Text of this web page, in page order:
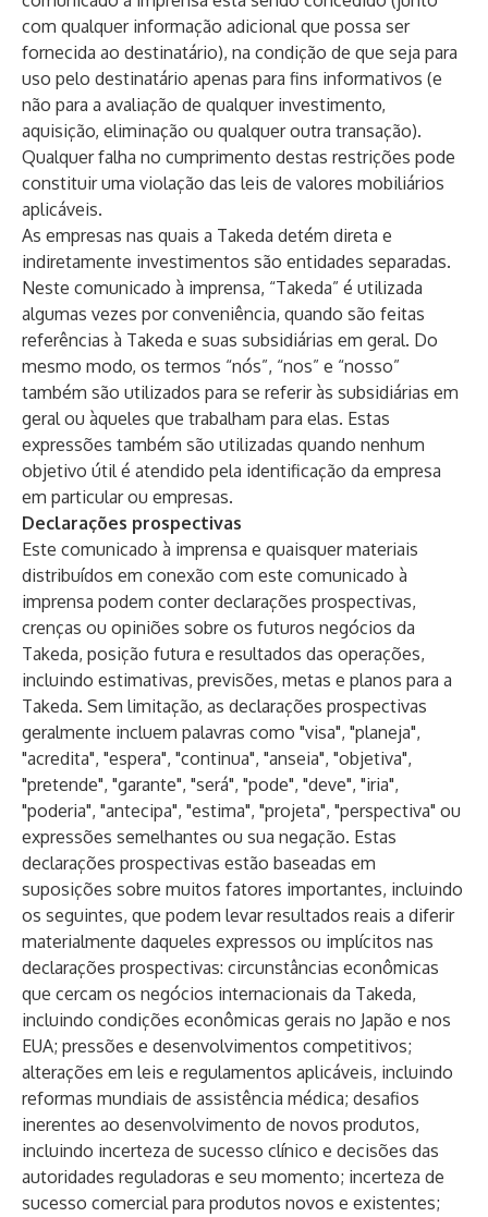
com qualquer informação adicional que possa ser
fornecida ao destinatário), na condição de que seja para
uso pelo destinatário apenas para fins informativos (e
não para a avaliação de qualquer investimento,
aquisição, eliminação ou qualquer outra transação).
Qualquer falha no cumprimento destas restrições pode
constituir uma violação das leis de valores mobiliários
aplicáveis.
As empresas nas quais a Takeda detém direta e
indiretamente investimentos são entidades separadas.
Neste comunicado à imprensa, “Takeda” é utilizada
algumas vezes por conveniência, quando são feitas
referências à Takeda e suas subsidiárias em geral. Do
mesmo modo, os termos “nós”, “nos” e “nosso”
também são utilizados para se referir às subsidiárias em
geral ou àqueles que trabalham para elas. Estas
expressões também são utilizadas quando nenhum
objetivo útil é atendido pela identificação da empresa
em particular ou empresas.
Declarações prospectivas
Este comunicado à imprensa e quaisquer materiais
distribuídos em conexão com este comunicado à
imprensa podem conter declarações prospectivas,
crenças ou opiniões sobre os futuros negócios da
Takeda, posição futura e resultados das operações,
incluindo estimativas, previsões, metas e planos para a
Takeda. Sem limitação, as declarações prospectivas
geralmente incluem palavras como "visa", "planeja",
"acredita", "espera", "continua", "anseia", "objetiva",
"pretende", "garante", "será", "pode", "deve", "iria",
"poderia", "antecipa", "estima", "projeta", "perspectiva" ou
expressões semelhantes ou sua negação. Estas
declarações prospectivas estão baseadas em
suposições sobre muitos fatores importantes, incluindo
os seguintes, que podem levar resultados reais a diferir
materialmente daqueles expressos ou implícitos nas
declarações prospectivas: circunstâncias econômicas
que cercam os negócios internacionais da Takeda,
incluindo condições econômicas gerais no Japão e nos
EUA; pressões e desenvolvimentos competitivos;
alterações em leis e regulamentos aplicáveis, incluindo
reformas mundiais de assistência médica; desafios
inerentes ao desenvolvimento de novos produtos,
incluindo incerteza de sucesso clínico e decisões das
autoridades reguladoras e seu momento; incerteza de
sucesso comercial para produtos novos e existentes;